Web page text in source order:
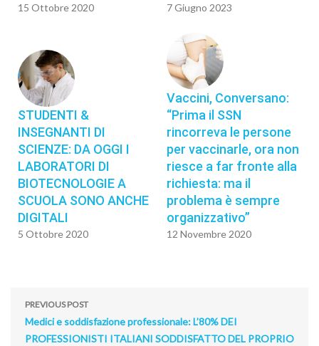
15 Ottobre 2020 7 Giugno 2023
STUDENTI &
INSEGNANTI DI
SCIENZE: DA OGGI I
LABORATORI DI
BIOTECNOLOGIE A
SCUOLA SONO ANCHE
DIGITALI
5 Ottobre 2020
Vaccini, Conversano:
“Prima il SSN
rincorreva le persone
per vaccinarle, ora non
riesce a far fronte alla
richiesta: ma il
problema è sempre
organizzativo”
12 Novembre 2020
PREVIOUS POST
Medici e soddisfazione professionale: L’80% DEI
PROFESSIONISTI ITALIANI SODDISFATTO DEL PROPRIO